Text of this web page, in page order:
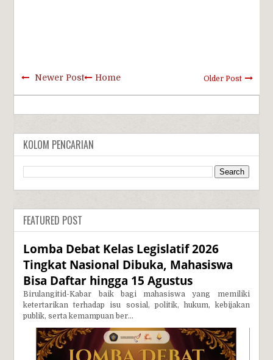
Newer Post Older Post
Home
KOLOM PENCARIAN
FEATURED POST
Lomba Debat Kelas Legislatif 2026
Tingkat Nasional Dibuka, Mahasiswa
Bisa Daftar hingga 15 Agustus
Birulangitid-Kabar baik bagi mahasiswa yang memiliki
ketertarikan terhadap isu sosial, politik, hukum, kebijakan
publik, serta kemampuan ber...